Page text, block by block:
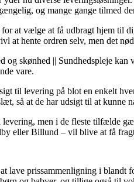
og mange gange tilmed
at vælge at få udbragt hjem til
at hente ordren selv, men det
og skønhed || Sundhedspleje
vare.
til levering på blot en enkelt
så at de har udsigt til at kunne
men i de fleste tilfælde
eller Billund – vil blive at få
lave prissammenligning i blandt